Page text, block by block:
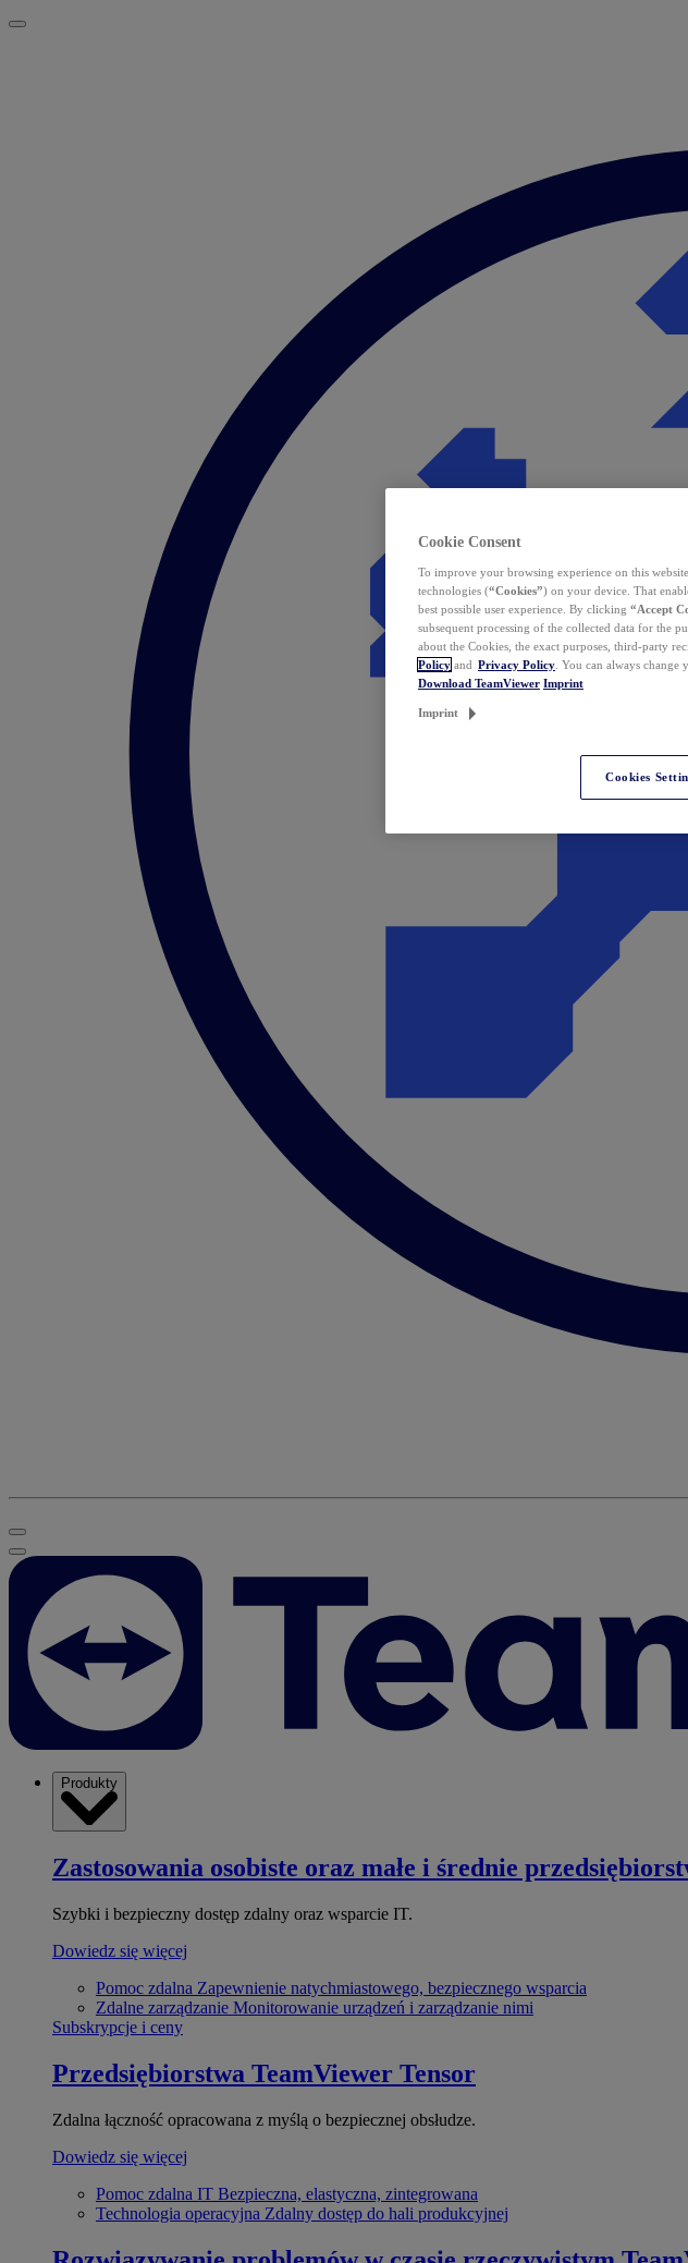
Produkty
Zastosowania osobiste oraz małe i średnie
Szybki i bezpieczny dostęp zdalny oraz wsparcie IT.
Dowiedz się więcej
Pomoc zdalna Zapewnienie natychmiastowego, bezpiecznego wsparcia
Zdalne zarządzanie Monitorowanie urządzeń i zarządzanie nimi
Subskrypcje i ceny
Przedsiębiorstwa TeamViewer Tensor
Zdalna łączność opracowana z myślą o bezpiecznej obsłudze.
Dowiedz się więcej
Pomoc zdalna IT Bezpieczna, elastyczna, zintegrowana
Technologia operacyjna Zdalny dostęp do hali produkcyjnej
Cookie Consent
To improve your browsing experience on this
technologies (“Cookies”) on your device. That
best possible user experience. By clicking “Accept
subsequent processing of the collected data for the
about the Cookies, the exact purposes, third-party
Policy and Privacy Policy . You can always
Download TeamViewer Imprint
Imprint
Cookies